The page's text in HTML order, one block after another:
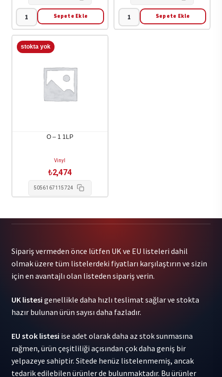
&
Barnes
-
Happens
Sepete Ekle
!!!
Sepete Ekle
O – 1 1LP
Vinyl
₺2,474
5056167115724
Sipariş vermeden önce lütfen UK ve EU listeleri dahil
olmak üzere tüm listelerdeki fiyatları karşılaştırın ve sizin
için en avantajlı olan listeden sipariş verin.
UK listesi genellikle daha hızlı teslimat sağlar ve stokta
hazır bulunan ürün sayısı daha fazladır.
EU stok listesi ise adet olarak daha az stok sunmasına
rağmen, ürün çeşitliliği açısından çok daha geniş bir
yelpazeye sahiptir. Sitede henüz listelenmemiş, ancak
tedarik edilebilen ürünler de bulunmaktadır. Bu ürünler